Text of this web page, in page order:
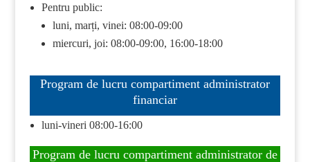
Pentru public:
luni, marți, vinei: 08:00-09:00
miercuri, joi: 08:00-09:00, 16:00-18:00
Program de lucru compartiment administrator
financiar
luni-vineri 08:00-16:00
Program de lucru compartiment administrator de